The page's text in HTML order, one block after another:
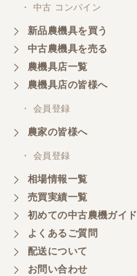
・ 中古 コンバイン
新品農機具を買う
中古農機具を売る
農機具店一覧
農機具店の皆様へ
・ 会員登録
農家の皆様へ
・ 会員登録
相場情報一覧
売買実績一覧
初めての中古農機ガイド
よくあるご質問
配送について
お問い合わせ